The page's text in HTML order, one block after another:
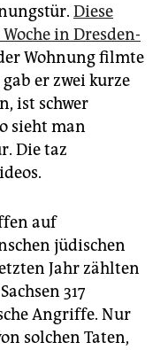
Diese
in Dresden-
Wohnung filmte
er zwei kurze
ist schwer
sieht man
Die taz
auf
jüdischen
Jahr zählten
317
Angriffe. Nur
solchen Taten,